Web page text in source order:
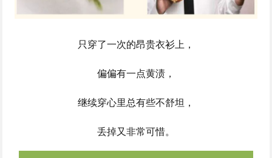
只穿了一次的昂贵衣衫上，
偏偏有一点黄渍，
继续穿心里总有些不舒坦，
丢掉又非常可惜。